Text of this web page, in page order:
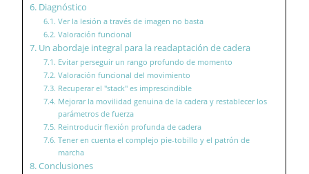
Diagnóstico
Ver la lesión a través de imagen no basta
Valoración funcional
Un abordaje integral para la readaptación de cadera
Evitar perseguir un rango profundo de momento
Valoración funcional del movimiento
Recuperar el "stack" es imprescindible
Mejorar la movilidad genuina de la cadera y restablecer los
parámetros de fuerza
Reintroducir flexión profunda de cadera
Tener en cuenta el complejo pie-tobillo y el patrón de
marcha
Conclusiones